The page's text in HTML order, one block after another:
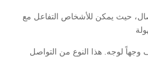
حيث يمكن للأشخاص التفاعل مع
لوجه. هذا النوع من التواصل